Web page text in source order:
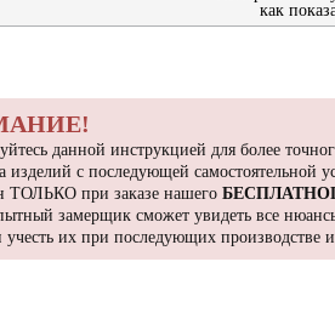
как
данной инструкцией для более
изделий с последующей
ТОЛЬКО при заказе нашего
замерщик сможет увидеть все
учесть их при последующих производстве